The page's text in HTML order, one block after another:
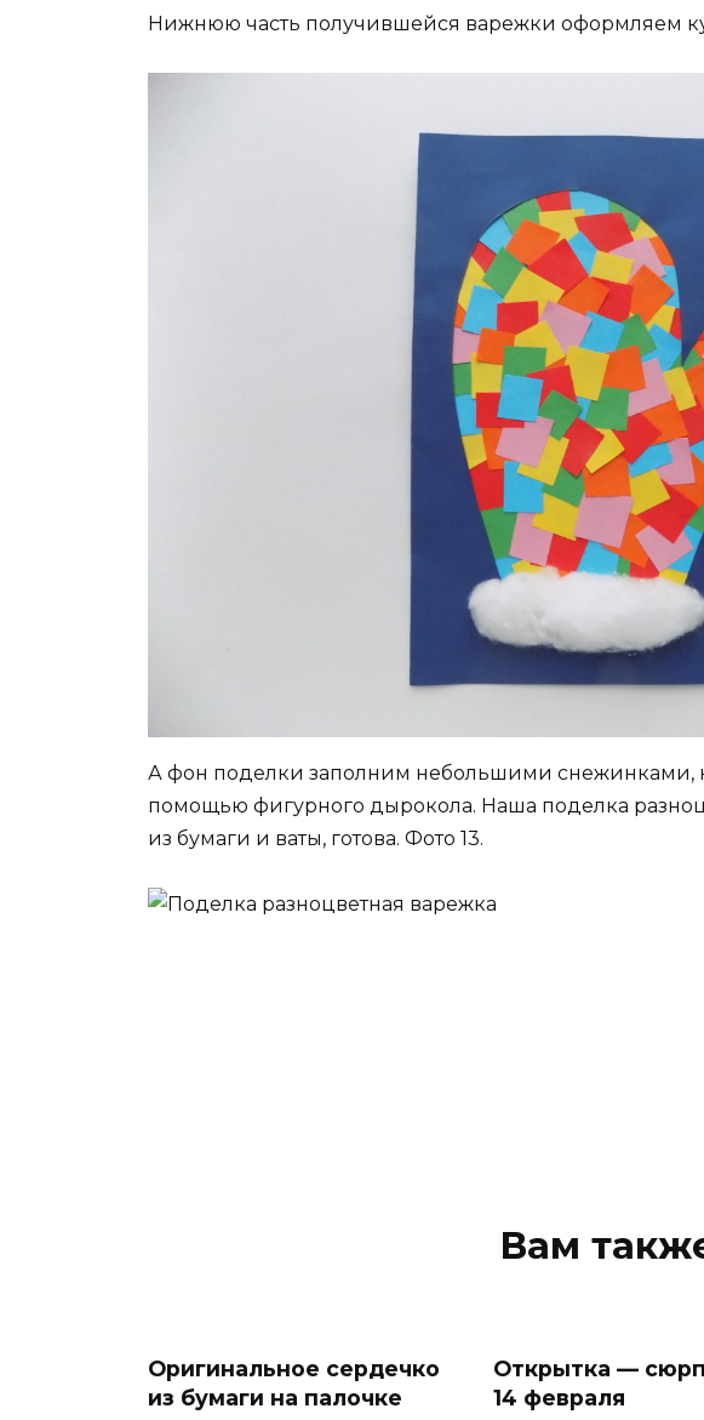
Нижнюю часть получившейся варежки оформляем
А фон поделки заполним небольшими снежинками,
помощью фигурного дырокола. Наша поделка
из бумаги и ваты, готова. Фото 13.
Вам
Оригинальное сердечко
из бумаги на палочке
Открытка —
14 февраля